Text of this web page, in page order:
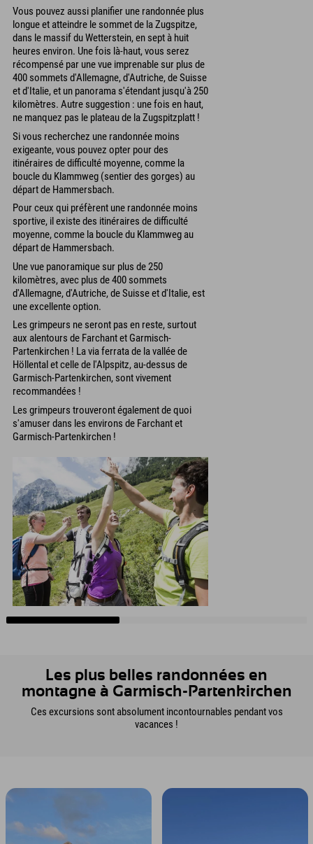
Vous pouvez aussi planifier une randonnée plus
longue et atteindre le sommet de la Zugspitze,
dans le massif du Wetterstein, en sept à huit
heures environ. Une fois là-haut, vous serez
récompensé par une vue imprenable sur plus de
400 sommets d'Allemagne, d'Autriche, de Suisse
et d'Italie, et un panorama s'étendant jusqu'à 250
kilomètres. Autre suggestion : une fois en haut,
ne manquez pas le plateau de la Zugspitzplatt !
Si vous recherchez une randonnée moins
exigeante, vous pouvez opter pour des
itinéraires de difficulté moyenne, comme la
boucle du Klammweg (sentier des gorges) au
départ de Hammersbach.
Pour ceux qui préfèrent une randonnée moins
sportive, il existe des itinéraires de difficulté
moyenne, comme la boucle du Klammweg au
départ de Hammersbach.
Une vue panoramique sur plus de 250
kilomètres, avec plus de 400 sommets
d'Allemagne, d'Autriche, de Suisse et d'Italie, est
une excellente option.
Les grimpeurs ne seront pas en reste, surtout
aux alentours de Farchant et Garmisch-
Partenkirchen ! La via ferrata de la vallée de
Höllental et celle de l'Alpspitz, au-dessus de
Garmisch-Partenkirchen, sont vivement
recommandées !
Les grimpeurs trouveront également de quoi
s'amuser dans les environs de Farchant et
Garmisch-Partenkirchen !
Les plus belles randonnées en
montagne à Garmisch-Partenkirchen
Ces excursions sont absolument incontournables pendant vos
vacances !